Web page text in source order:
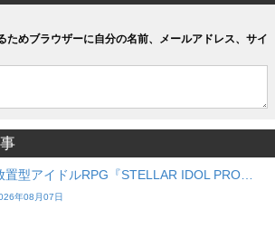
ためブラウザーに自分の名前、メールアドレス、サイ
置型アイドルRPG『STELLAR IDOL PRO…
年08月07日